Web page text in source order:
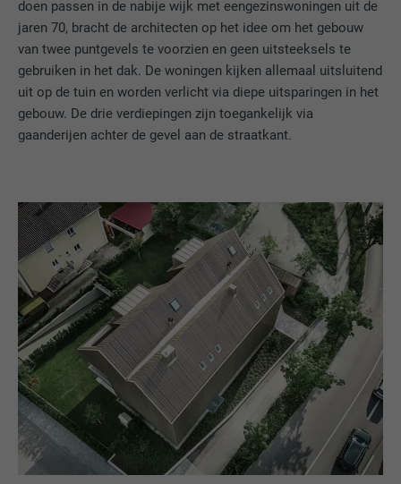
doen passen in de nabije wijk met eengezinswoningen uit de
jaren 70, bracht de architecten op het idee om het gebouw
van twee puntgevels te voorzien en geen uitsteeksels te
gebruiken in het dak. De woningen kijken allemaal uitsluitend
uit op de tuin en worden verlicht via diepe uitsparingen in het
gebouw. De drie verdiepingen zijn toegankelijk via
gaanderijen achter de gevel aan de straatkant.